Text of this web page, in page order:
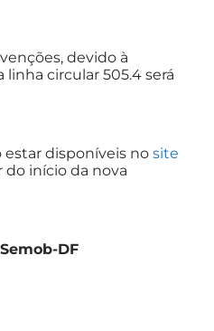
devido à
linha circular 505.4 será
estar disponíveis no site
do início da nova
DF